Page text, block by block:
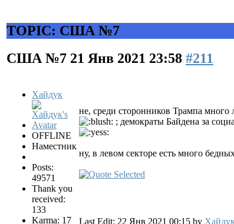
TOPIC: США №7
США №7 21 Янв 2021 23:58 #211
Хайдук
OFFLINE
Наместник
Posts:
49571
Thank you
received:
133
Karma: 17
не, среди сторонников Трампа
; демократы Байдена за
ну, в левом секторе есть много
Last Edit: 22 Янв 2021 00:15 by